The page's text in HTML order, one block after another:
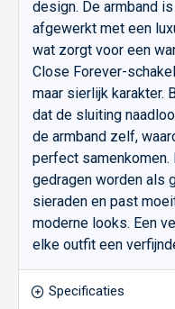
design. De armband
afgewerkt met een
wat zorgt voor een
Close Forever-
maar sierlijk karakter.
dat de sluiting
de armband zelf,
perfect samenkomen.
gedragen worden als
sieraden en past
moderne looks. Een
elke outfit een
Specificaties